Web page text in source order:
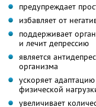
предупреждает
избавляет от
поддерживает
и лечит депрессию
является
организма
ускоряет
физической
увеличивает